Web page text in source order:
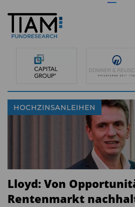
HOCHZINSANLEIHEN
Lloyd: Von
Rentenmarkt